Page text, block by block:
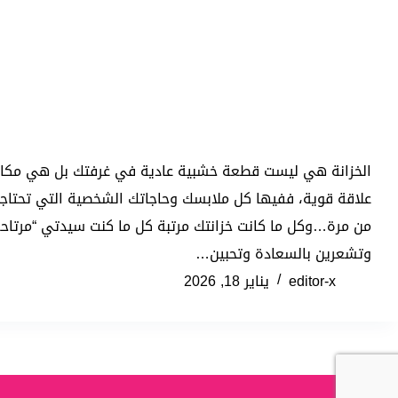
الخزانة هي ليست قطعة خشبية عادية في غرفتك بل هي
علاقة قوية، ففيها كل ملابسك وحاجاتك الشخصية التي
من مرة…وكل ما كانت خزانتك مرتبة كل ما كنت سيدتي
وتشعرين بالسعادة وتحبين…
editor-x
يناير 18, 2026